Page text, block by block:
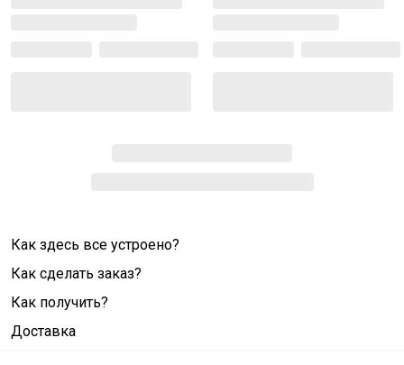
Как здесь все устроено?
Как сделать заказ?
Как получить?
Доставка